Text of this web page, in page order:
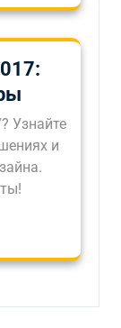
Узнайте
и